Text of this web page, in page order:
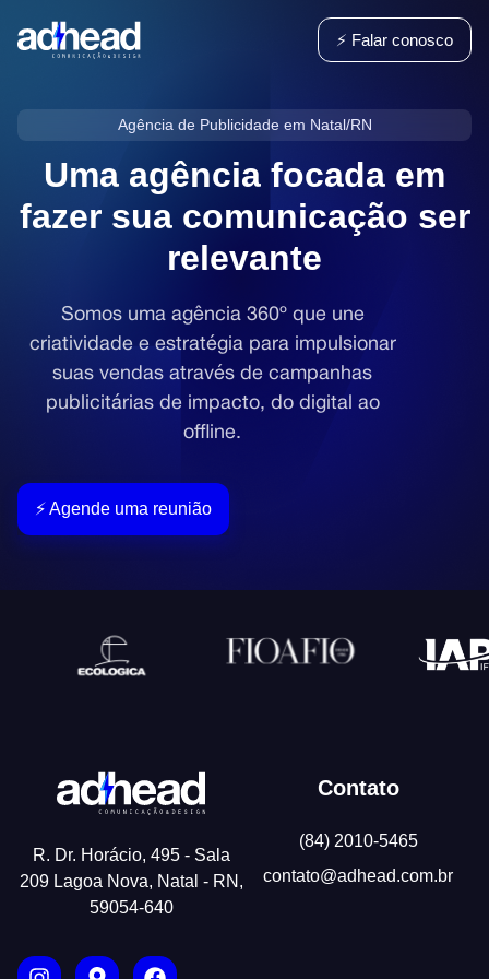
⚡ Falar conosco
Agência de Publicidade em Natal/RN
Uma agência focada em
fazer sua comunicação ser
relevante
Somos uma agência 360º que une
criatividade e estratégia para impulsionar
suas vendas através de campanhas
publicitárias de impacto, do digital ao
offline.
⚡ Agende uma reunião
R. Dr. Horácio, 495 - Sala
209 Lagoa Nova, Natal - RN,
59054-640
Contato
(84) 2010-5465
contato@adhead.com.br